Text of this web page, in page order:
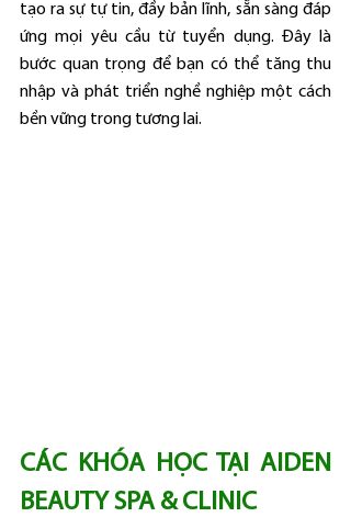
tạo ra sự tự tin, đầy bản lĩnh, sẵn sàng đáp
ứng mọi yêu cầu từ tuyển dụng. Đây là
bước quan trọng để bạn có thể tăng thu
nhập và phát triển nghề nghiệp một cách
bền vững trong tương lai.
CÁC KHÓA HỌC TẠI AIDEN
BEAUTY SPA & CLINIC